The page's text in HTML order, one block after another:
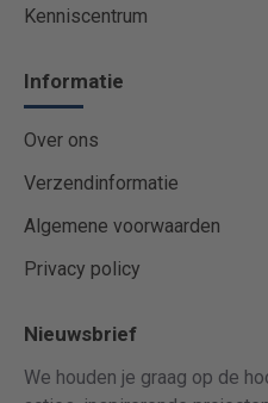
Kenniscentrum
Informatie
Over ons
Verzendinformatie
Algemene voorwaarden
Privacy policy
Nieuwsbrief
We houden je graag op de